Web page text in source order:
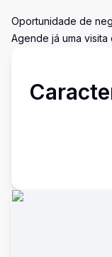
Oportunidade de
Agende já uma